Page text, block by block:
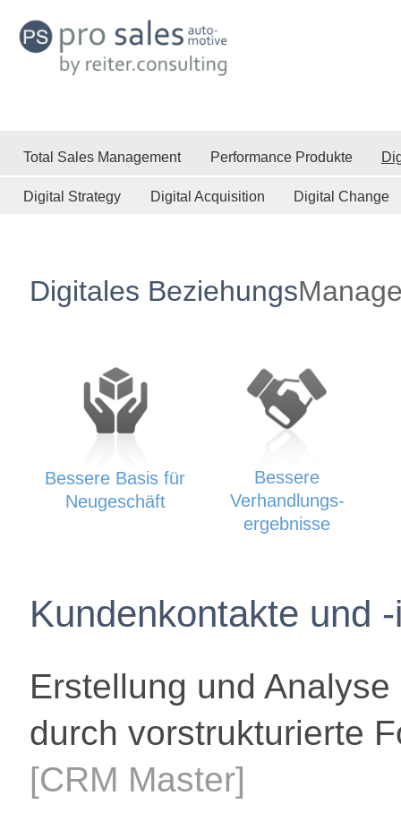
Total Sales Management Performance Produkte
Digital Strategy Digital Acquisition Digital Change
Digitales Beziehungs
Bessere Basis für
Neugeschäft
Bessere
Verhandlungs-
ergebnisse
Kundenkontakte und
Erstellung und
durch vorstrukturierte
[CRM Master]